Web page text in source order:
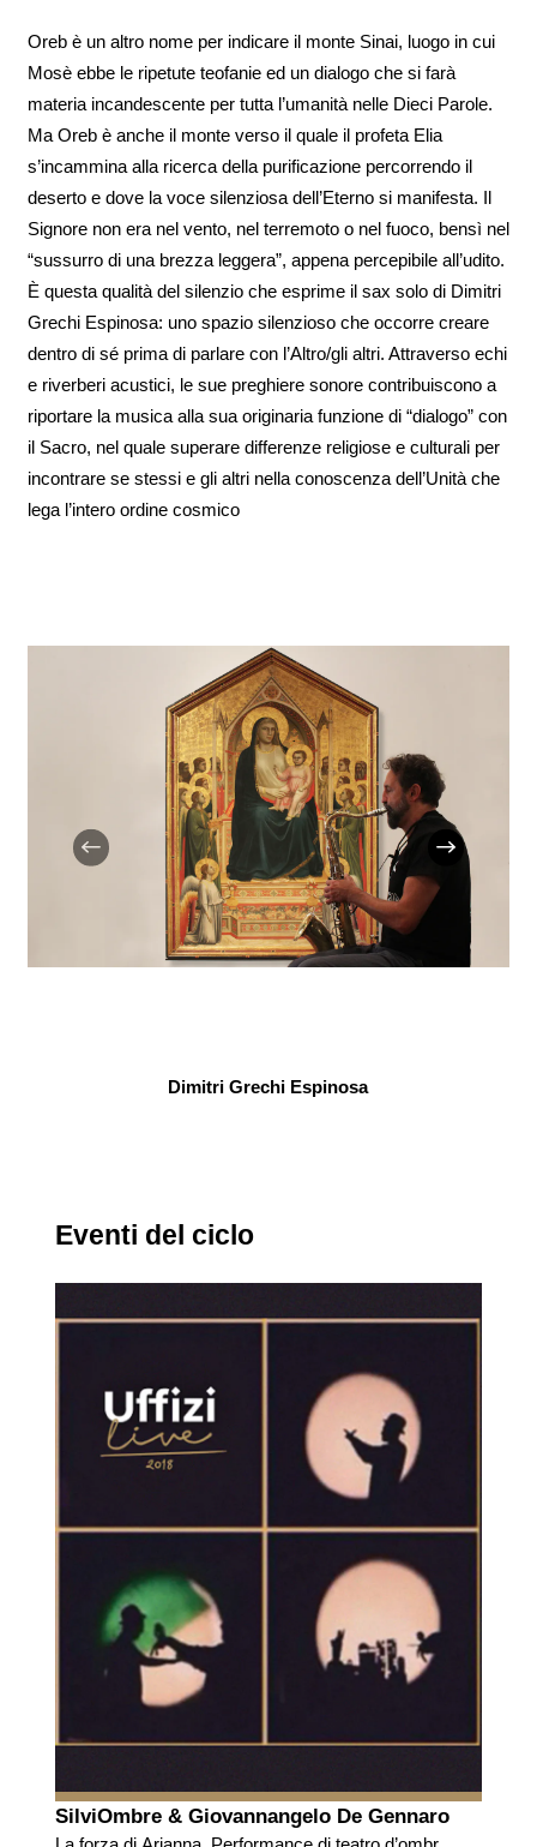
Oreb è un altro nome per indicare il monte Sinai, luogo in cui
Mosè ebbe le ripetute teofanie ed un dialogo che si farà
materia incandescente per tutta l’umanità nelle Dieci Parole.
Ma Oreb è anche il monte verso il quale il profeta Elia
s’incammina alla ricerca della purificazione percorrendo il
deserto e dove la voce silenziosa dell’Eterno si manifesta. Il
Signore non era nel vento, nel terremoto o nel fuoco, bensì nel
“sussurro di una brezza leggera”, appena percepibile all’udito.
È questa qualità del silenzio che esprime il sax solo di Dimitri
Grechi Espinosa: uno spazio silenzioso che occorre creare
dentro di sé prima di parlare con l’Altro/gli altri. Attraverso echi
e riverberi acustici, le sue preghiere sonore contribuiscono a
riportare la musica alla sua originaria funzione di “dialogo” con
il Sacro, nel quale superare differenze religiose e culturali per
incontrare se stessi e gli altri nella conoscenza dell’Unità che
lega l’intero ordine cosmico
Dimitri Grechi Espinosa
Eventi del ciclo
SilviOmbre & Giovannangelo De Gennaro